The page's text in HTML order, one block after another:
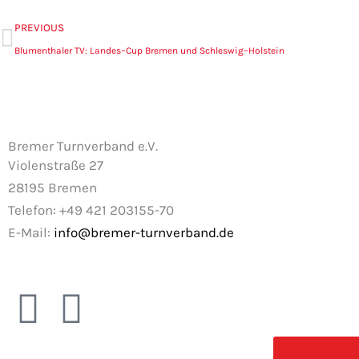
Zurück
PREVIOUS
Blumenthaler TV: Landes–Cup Bremen und Schleswig–Holstein
Bremer Turnverband e.V.
Violenstraße 27
28195 Bremen
Telefon: +49 421 203155-70
E-Mail: info@bremer-turnverband.de
F
I